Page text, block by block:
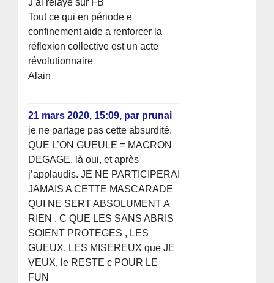
Tout ce qui en période e
confinement aide a renforcer la
réflexion collective est un acte
révolutionnaire
Alain
21 mars 2020, 15:09, par prunai
je ne partage pas cette absurdité.
QUE L’ON GUEULE = MACRON
DEGAGE, là oui, et après
j’applaudis. JE NE PARTICIPERAI
JAMAIS A CETTE MASCARADE
QUI NE SERT ABSOLUMENT A
RIEN . C QUE LES SANS ABRIS
SOIENT PROTEGES , LES
GUEUX, LES MISEREUX que JE
VEUX, le RESTE c POUR LE
FUN